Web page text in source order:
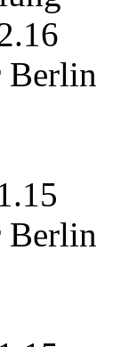
Berlin
Berlin